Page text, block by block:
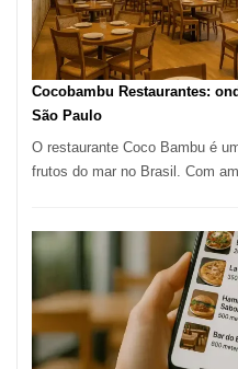
Paulo:
Um
Guia
Definitivo
para
Alta
Gastronomia
Cocobambu Restaurantes:
São Paulo
O restaurante Coco Bambu é
frutos do mar no Brasil. Com